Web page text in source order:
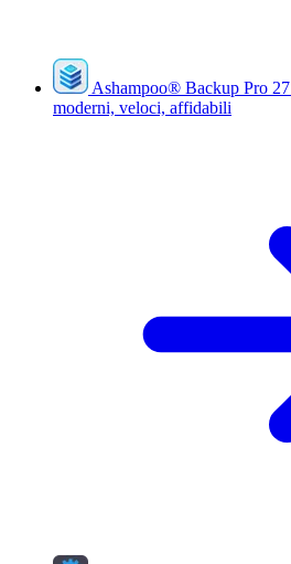
Ashampoo® Backup Pro 27
moderni, veloci, affidabili